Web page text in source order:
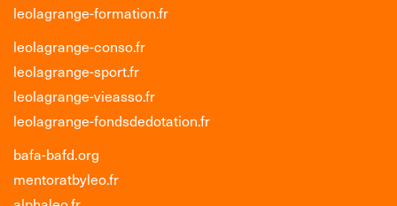
leolagrange-formation.fr
leolagrange-conso.fr
leolagrange-sport.fr
leolagrange-vieasso.fr
leolagrange-fondsdedotation.fr
bafa-bafd.org
mentoratbyleo.fr